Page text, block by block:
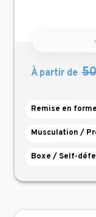
À partir de
Remise en forme
Musculation /
Boxe / Self-